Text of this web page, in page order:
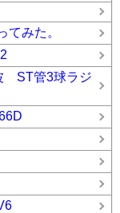
てみた。
ST管3球ラジ